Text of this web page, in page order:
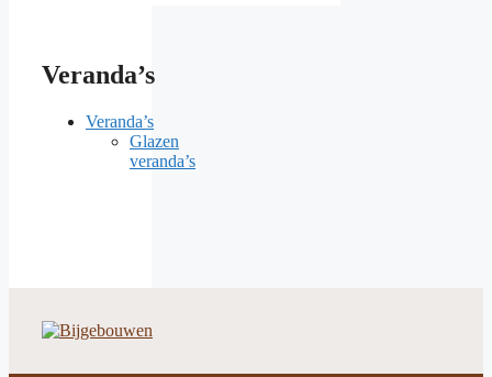
Veranda’s
Veranda’s
Glazen
veranda’s